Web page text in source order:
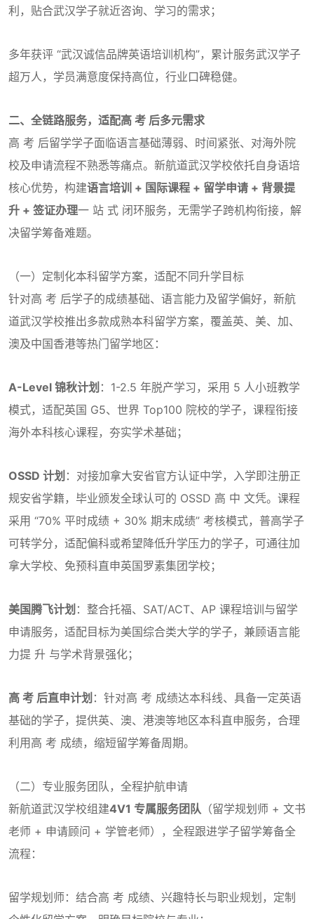
利，贴合武汉学子就近咨询、学习的需求；
多年获评 “武汉诚信品牌英语培训机构”，累计服务武汉学子
超万人，学员满意度保持高位，行业口碑稳健。
二、全链路服务，适配高 考 后多元需求
高 考 后留学学子面临语言基础薄弱、时间紧张、对海外院
校及申请流程不熟悉等痛点。新航道武汉学校依托自身语培
核心优势，构建语言培训 + 国际课程 + 留学申请 + 背景提
升 + 签证办理一 站 式 闭环服务，无需学子跨机构衔接，解
决留学筹备难题。
（一）定制化本科留学方案，适配不同升学目标
针对高 考 后学子的成绩基础、语言能力及留学偏好，新航
道武汉学校推出多款成熟本科留学方案，覆盖英、美、加、
澳及中国香港等热门留学地区：
A-Level 锦秋计划 ：1-2.5 年脱产学习，采用 5 人小班教学
模式，适配英国 G5、世界 Top100 院校的学子，课程衔接
海外本科核心课程，夯实学术基础；
OSSD 计划 ：对接加拿大安省官方认证中学，入学即注册正
规安省学籍，毕业颁发全球认可的 OSSD 高 中 文凭。课程
采用 “70% 平时成绩 + 30% 期末成绩” 考核模式，普高学子
可转学分，适配偏科或希望降低升学压力的学子，可通往加
拿大学校、免预科直申英国罗素集团学校；
美国腾飞计划 ：整合托福、SAT/ACT、AP 课程培训与留学
申请服务，适配目标为美国综合类大学的学子，兼顾语言能
力提 升 与学术背景强化；
高 考 后直申计划 ：针对高 考 成绩达本科线、具备一定英语
基础的学子，提供英、澳、港澳等地区本科直申服务，合理
利用高 考 成绩，缩短留学筹备周期。
（二）专业服务团队，全程护航申请
新航道武汉学校组建4V1 专属服务团队 （留学规划师 + 文书
老师 + 申请顾问 + 学管老师），全程跟进学子留学筹备全
流程：
留学规划师：结合高 考 成绩、兴趣特长与职业规划，定制